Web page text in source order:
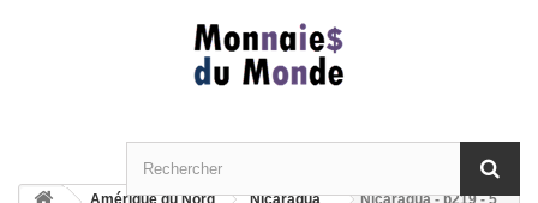
Amérique du Nord Nicaragua
Nicaragua - p219 - 5